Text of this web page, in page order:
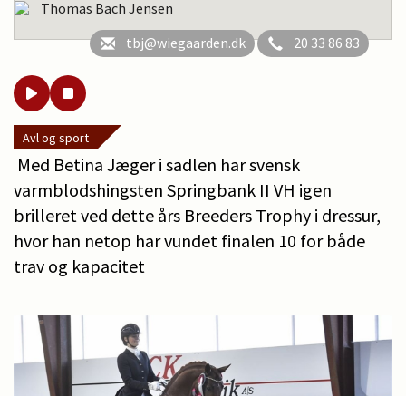
Thomas Bach Jensen
tbj@wiegaarden.dk
20 33 86 83
Avl og sport
Med Betina Jæger i sadlen har svensk
varmblodshingsten Springbank II VH igen
brilleret ved dette års Breeders Trophy i dressur,
hvor han netop har vundet finalen 10 for både
trav og kapacitet